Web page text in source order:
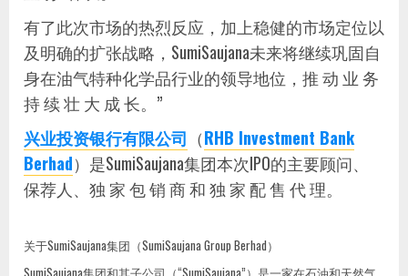
有了此次市场的热烈反应，加上稳健的市场定位以
及明确的扩张战略，SumiSaujana未来将继续巩固自
身在油气特种化学品行业的领导地位，推 动 业 务
持 续 壮 大 成 长。”
兴业投资银行有限公司 （RHB Investment Bank
Berhad）是SumiSaujana集团本次IPO的主要顾问、
保荐人、独 家 包 销 商 和 独 家 配 售 代 理。
关于SumiSaujana集团（SumiSaujana Group Berhad）